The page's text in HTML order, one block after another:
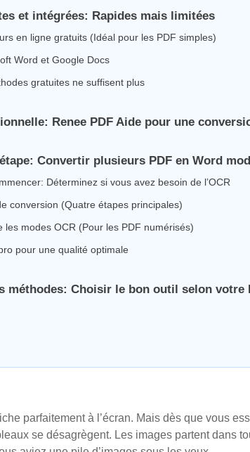
et intégrées: Rapides mais limitées
en ligne gratuits (Idéal pour les PDF simples)
Word et Google Docs
gratuites ne suffisent plus
Renee PDF Aide pour une
Convertir plusieurs PDF en Word
Déterminez si vous avez besoin de l’OCR
conversion (Quatre étapes principales)
les modes OCR (Pour les PDF numérisés)
pour une qualité optimale
méthodes: Choisir le bon outil selon votre
parfaitement à l’écran. Mais dès que vous
se désagrègent. Les images partent dans